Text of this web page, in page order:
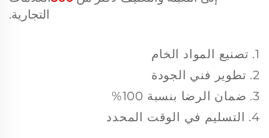
التجارية.
1. تصنيع المواد الخام
2. تطوير فني الجودة
3. ضمان الرضا بنسبة 100%
4. التسليم في الوقت المحدد